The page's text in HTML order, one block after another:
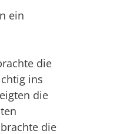
ein
die
ins
die
die